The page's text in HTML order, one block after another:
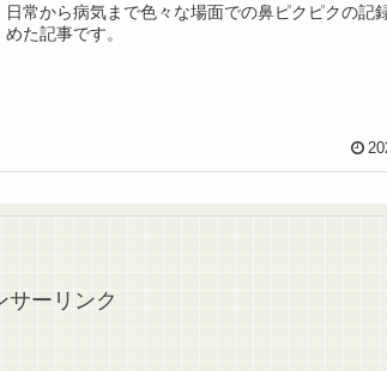
日常から病気まで色々な場面での鼻ピクピクの記
めた記事です。
サーリンク